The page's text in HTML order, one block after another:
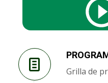
Grilla de